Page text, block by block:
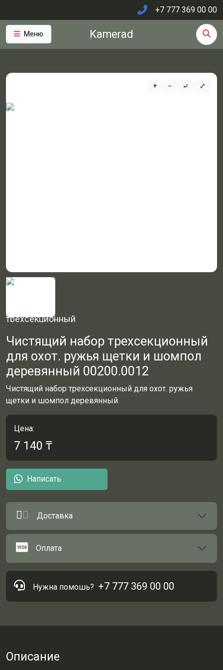
+7 777 369 00 00
Меню Kamerad
+ − ⤾ ⤢
Чистящий набор трехсекционный
для охот. ружья щетки и шомпол
деревянный 00200.0012
Чистящий набор трехсекционный для охот. ружья
щетки и шомпол деревянный
Цена:
7 140 ₸
Написать
Доставка
Оплата
Нужна помошь? +7 777 369 00 00
Описание